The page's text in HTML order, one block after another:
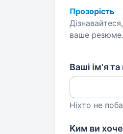
Прозорість
ваше резюме.
Ваші ім'я
Ніхто не
Ким ви